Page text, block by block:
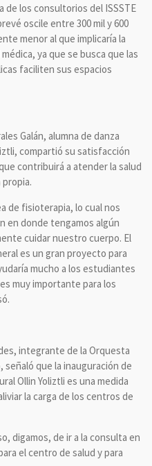
de los consultorios del ISSSTE
oscile entre 300 mil y 600
menor al que implicaría la
ya que se busca que las
faciliten sus espacios
Galán, alumna de danza
compartió su satisfacción
contribuirá a atender la salud
de fisioterapia, lo cual nos
en donde tengamos algún
cuidar nuestro cuerpo. El
es un gran proyecto para
mucho a los estudiantes
muy importante para los
integrante de la Orquesta
señaló que la inauguración de
Ollin Yoliztli es una medida
la carga de los centros de
digamos, de ir a la consulta en
el centro de salud y para